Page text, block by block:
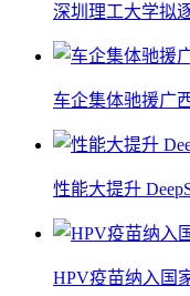
深圳理工大学拟
车企集体驰援广
性能大提升
HPV疫苗纳入国